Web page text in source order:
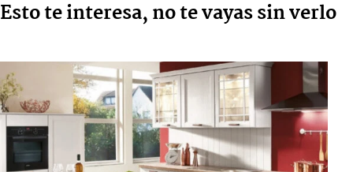
Esto te interesa, no te vayas sin verlo